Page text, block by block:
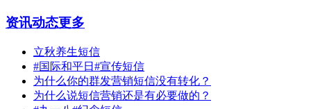
资讯动态更多
立秋养生短信
#国际和平日#宣传短信
为什么你的群发营销短信没有转化？
为什么说短信营销还是有必要做的？